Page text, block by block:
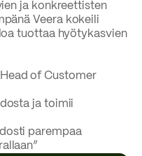
ja konkreettisten
Veera kokeili
tuottaa hyötykasvien
of Customer
ja toimii
parempaa